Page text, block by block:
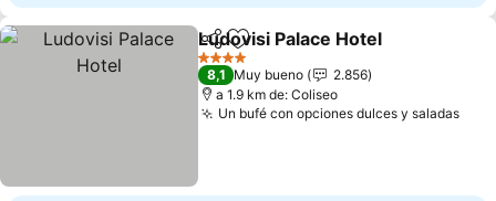
CompartirAgregar a favoritos
Ludovisi Palace Hotel
4 Estrellas
8,1 Muy bueno
2.856
a 1.9 km de: Coliseo
Un bufé con opciones dulces y saladasVer